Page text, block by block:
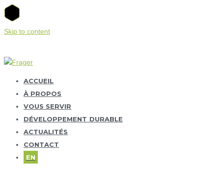
Skip to content
ACCUEIL
À PROPOS
VOUS SERVIR
DÉVELOPPEMENT DURABLE
ACTUALITÉS
CONTACT
EN